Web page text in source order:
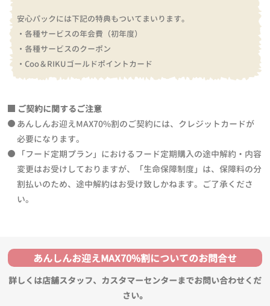
安心パックには下記の特典もついてまいります。
・各種サービスの年会費（初年度）
・各種サービスのクーポン
・Coo＆RIKUゴールドポイントカード
ご契約に関するご注意
あんしんお迎えMAX70%割のご契約には、クレジットカードが
必要になります。
「フード定期プラン」におけるフード定期購入の途中解約・内容
変更はお受けしておりますが、「生命保障制度」は、保障料の分
割払いのため、途中解約はお受け致しかねます。ご了承くださ
い。
あんしんお迎えMAX70%割についてのお問合せ
詳しくは店舗スタッフ、カスタマーセンターまでお問い合わせくだ
さい。